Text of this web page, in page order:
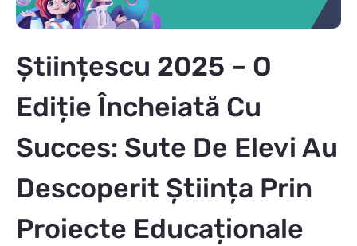
Științescu 2025 – O
Ediție Încheiată Cu
Succes: Sute De Elevi Au
Descoperit Știința Prin
Proiecte Educaționale